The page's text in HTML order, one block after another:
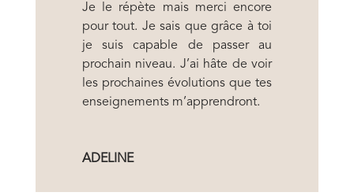
Je le répète mais merci encore
pour tout. Je sais que grâce à toi
je suis capable de passer au
prochain niveau. J’ai hâte de voir
les prochaines évolutions que tes
enseignements m’apprendront.
ADELINE